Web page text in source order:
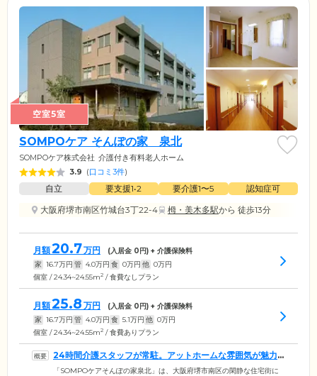
空室5室
SOMPOケア そんぽの家 泉北
SOMPOケア株式会社 介護付き有料老人ホーム
3.9 (口コミ3件)
自立 要支援1•2 要介護1〜5
認知症可
大阪府堺市南区竹城台3丁22-4
栂・美木多駅から 徒歩13分
月額20.7万円 (入居金 0円) + 介護保険料
家 16.7万円 管 4.0万円 食 0万円 他 0万円
個室 / 24.34~24.55m2 / 食費なしプラン
月額25.8 万円 (入居金 0円) + 介護保険料
家 16.7万円 管 4.0万円 食 5.1万円 他 0万円
個室 / 24.34~24.55m2 / 食費ありプラン
24時間介護スタッフが常駐。アットホームな雰囲気が魅力
のホームです
「SOMPOケアそんぽの家泉北」は、大阪府堺市南区の閑静な住宅街に